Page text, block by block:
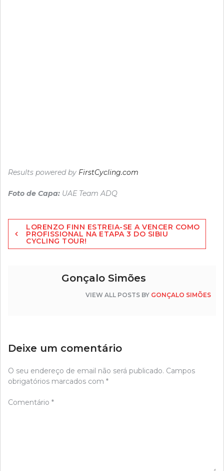
Results powered by FirstCycling.com
Foto de Capa: UAE Team ADQ
Navegação
de
artigos
LORENZO FINN ESTREIA-SE A VENCER COMO
PROFISSIONAL NA ETAPA 3 DO SIBIU
CYCLING TOUR!
Gonçalo Simões
VIEW ALL POSTS BY GONÇALO SIMÕES
Deixe um comentário
O seu endereço de email não será publicado. Campos
obrigatórios marcados com *
Comentário *